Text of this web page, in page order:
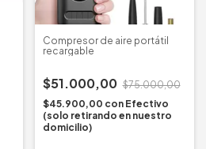
Compresor de aire portátil
recargable
$51.000,00 $75.000,00
$45.900,00 con Efectivo
(solo retirando en nuestro
domicilio)